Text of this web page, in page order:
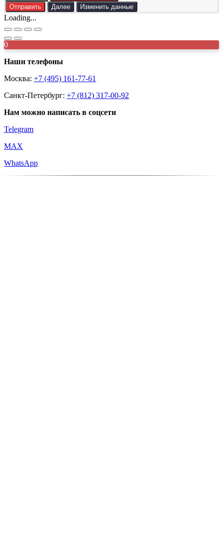
Отправить Далее Изменить данные
Loading...
0
Наши телефоны
Москва: +7 (495) 161-77-61
Санкт-Петербург: +7 (812) 317-00-92
Нам можно написать в соцсети
Telegram
MAX
WhatsApp